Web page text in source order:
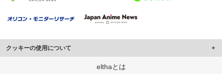
クッキーの使用について
このサイトでは Cookie を使用して、ユーザーに合わせたコンテンツや広告の
elthaとは